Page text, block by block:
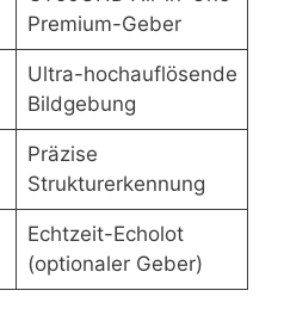
Premium-Geber
Ultra-hochauflösende
Bildgebung
Präzise
Strukturerkennung
Echtzeit-Echolot
(optionaler Geber)